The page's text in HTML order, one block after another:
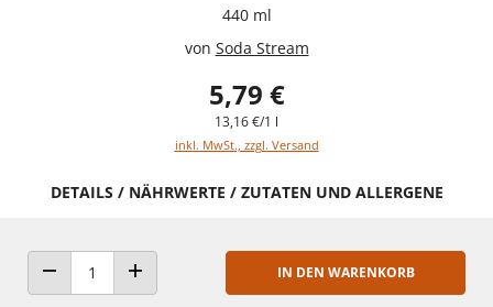
440 ml
von Soda Stream
5,79 €
13,16 €/1 l
inkl. MwSt., zzgl. Versand
DETAILS / NÄHRWERTE / ZUTATEN UND ALLERGENE
ANZAHL VERRINGERNANZAHL ERHÖHEN
IN DEN WARENKORB